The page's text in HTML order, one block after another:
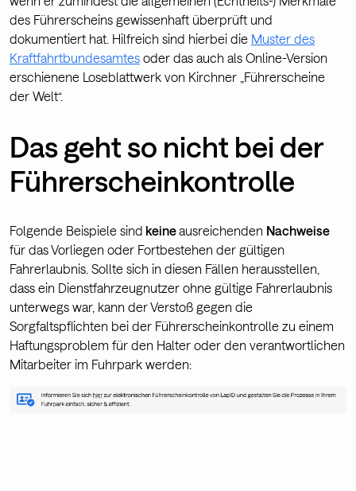
des Führerscheins gewissenhaft überprüft und
dokumentiert hat. Hilfreich sind hierbei die Muster des
Kraftfahrtbundesamtes oder das auch als Online-Version
erschienene Loseblattwerk von Kirchner „Führerscheine
der Welt“.
Das geht so nicht bei der
Führerscheinkontrolle
Folgende Beispiele sind keineausreichenden Nachweise
für das Vorliegen oder Fortbestehen der gültigen
Fahrerlaubnis. Sollte sich in diesen Fällen herausstellen,
dass ein Dienstfahrzeugnutzer ohne gültige Fahrerlaubnis
unterwegs war, kann der Verstoß gegen die
Sorgfaltspflichten bei der Führerscheinkontrolle zu einem
Haftungsproblem für den Halter oder den verantwortlichen
Mitarbeiter im Fuhrpark werden: